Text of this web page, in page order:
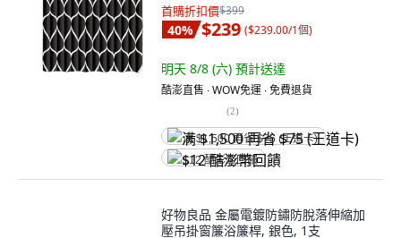
首購折扣價$399
40% $239 ($239.00/1個)
明天 8/8 (六) 預計送達
酷澎直售 ∙ WOW免運 ∙ 免費退貨
(2)
满 $1,500 再省 $75 (王道卡)
$12 酷澎幣回饋
好物良品 金屬電鍍防鏽防脫落伸縮加
壓吊掛窗簾浴簾桿, 銀色, 1支